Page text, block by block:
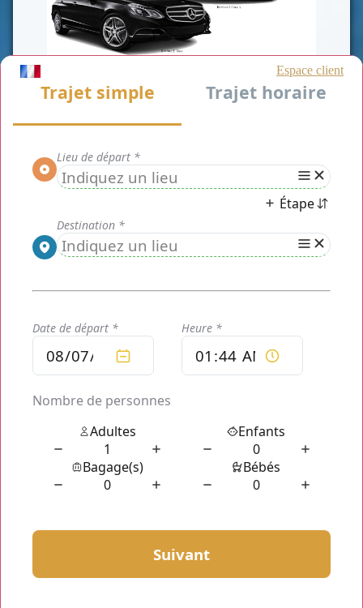
Que vous souhaitiez vous déplacer
sur Paris ou dans d'autres villes de
plus loin? Réservez votre trajet
Chauffeur Privé Paris est unservice
moins cher qu'un taxi Paris et IDF.
A votre disposition pour tous les
Paris, les gares SNCF, les Métros et
vers votre entreprise ou votre
Nous avons aussi d'autres formules